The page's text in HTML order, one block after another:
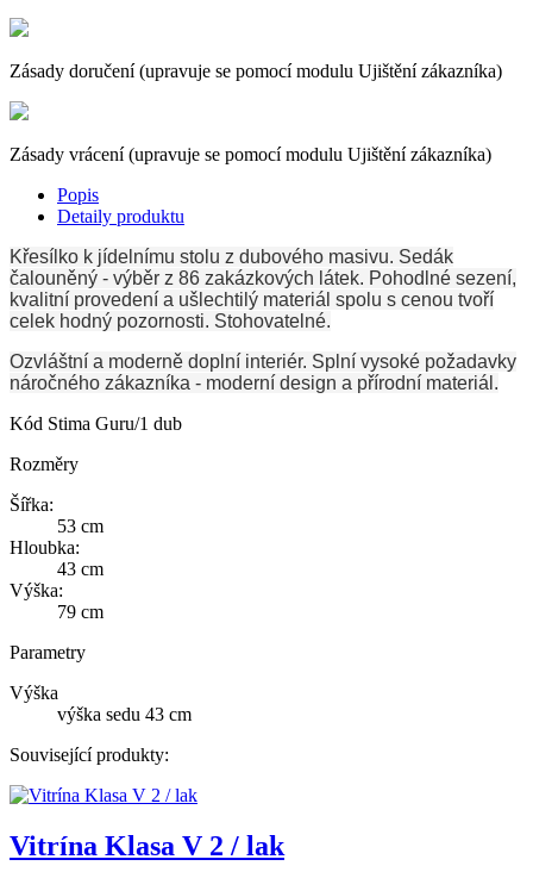
Zásady doručení (upravuje se pomocí modulu Ujištění zákazníka)
Zásady vrácení (upravuje se pomocí modulu Ujištění zákazníka)
Popis
Detaily produktu
Křesílko k jídelnímu stolu z dubového masivu. Sedák
čalouněný - výběr z 86 zakázkových látek. Pohodlné sezení,
kvalitní provedení a ušlechtilý materiál spolu s cenou tvoří
celek hodný pozornosti. Stohovatelné.
Ozvláštní a moderně doplní interiér. Splní vysoké požadavky
náročného zákazníka - moderní design a přírodní materiál.
Kód Stima Guru/1 dub
Rozměry
Šířka:
53 cm
Hloubka:
43 cm
Výška:
79 cm
Parametry
Výška
výška sedu 43 cm
Související produkty:
Vitrína Klasa V 2 / lak